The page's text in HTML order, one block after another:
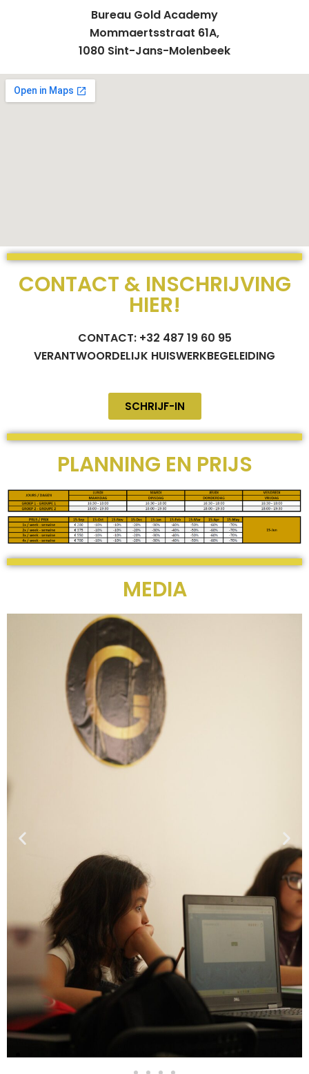
Bureau Gold Academy
Mommaertsstraat 61A,
1080 Sint-Jans-Molenbeek
CONTACT & INSCHRIJVING
HIER!
CONTACT:+32 487 19 60 95
VERANTWOORDELIJK HUISWERKBEGELEIDING
SCHRIJF-IN
PLANNING EN PRIJS
MEDIA